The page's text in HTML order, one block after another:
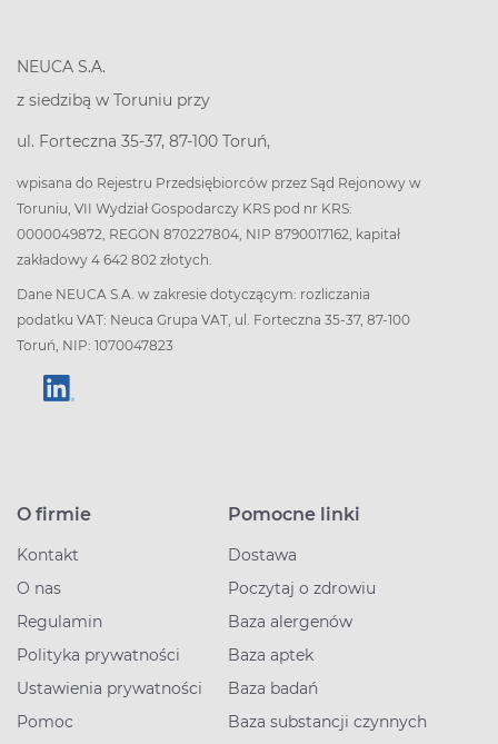
NEUCA S.A.
z siedzibą w Toruniu przy
ul. Forteczna 35-37, 87-100 Toruń,
wpisana do Rejestru Przedsiębiorców przez Sąd Rejonowy w
Toruniu, VII Wydział Gospodarczy KRS pod nr KRS:
0000049872, REGON 870227804, NIP 8790017162, kapitał
zakładowy 4 642 802 złotych.
Dane NEUCA S.A. w zakresie dotyczącym: rozliczania
podatku VAT: Neuca Grupa VAT, ul. Forteczna 35-37, 87-100
Toruń, NIP: 1070047823
O firmie
Kontakt
O nas
Regulamin
Polityka prywatności
Ustawienia prywatności
Pomoc
Pomocne linki
Dostawa
Poczytaj o zdrowiu
Baza alergenów
Baza aptek
Baza badań
Baza substancji czynnych